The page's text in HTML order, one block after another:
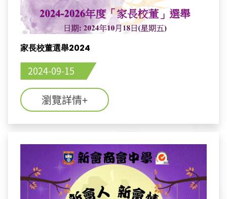
家長校董選舉2024
2024-09-15
瀏覽詳情+